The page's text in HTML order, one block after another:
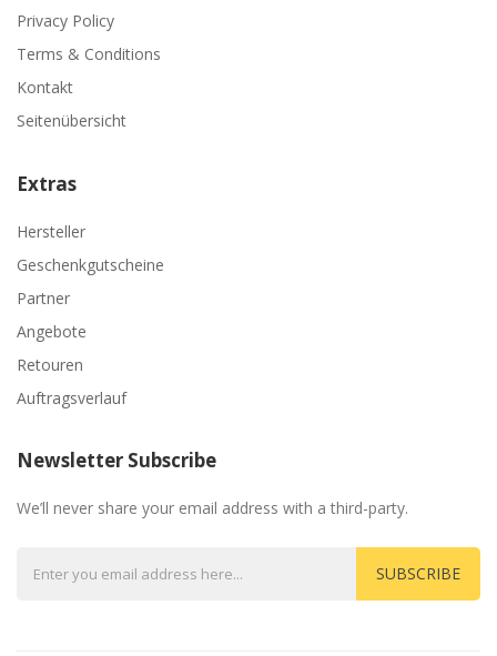
Privacy Policy
Terms & Conditions
Kontakt
Seitenübersicht
Extras
Hersteller
Geschenkgutscheine
Partner
Angebote
Retouren
Auftragsverlauf
Newsletter Subscribe
We’ll never share your email address with a third-party.
SUBSCRIBE